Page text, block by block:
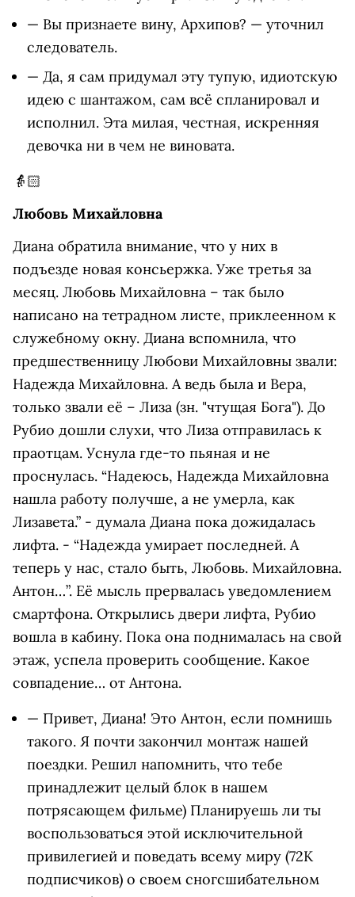
— Вы признаете вину, Архипов? — уточнил
следователь.
— Да, я сам придумал эту тупую, идиотскую
идею с шантажом, сам всё спланировал и
исполнил. Эта милая, честная, искренняя
девочка ни в чем не виновата.
👵🏻
Любовь Михайловна
Диана обратила внимание, что у них в
подъезде новая консьержка. Уже третья за
месяц. Любовь Михайловна – так было
написано на тетрадном листе, приклеенном к
служебному окну. Диана вспомнила, что
предшественницу Любови Михайловны звали:
Надежда Михайловна. А ведь была и Вера,
только звали её – Лиза (зн. "чтущая Бога"). До
Рубио дошли слухи, что Лиза отправилась к
праотцам. Уснула где-то пьяная и не
проснулась. “Надеюсь, Надежда Михайловна
нашла работу получше, а не умерла, как
Лизавета.” - думала Диана пока дожидалась
лифта. - “Надежда умирает последней. А
теперь у нас, стало быть, Любовь. Михайловна.
Антон…”. Её мысль прервалась уведомлением
смартфона. Открылись двери лифта, Рубио
вошла в кабину. Пока она поднималась на свой
этаж, успела проверить сообщение. Какое
совпадение… от Антона.
— Привет, Диана! Это Антон, если помнишь
такого. Я почти закончил монтаж нашей
поездки. Решил напомнить, что тебе
принадлежит целый блок в нашем
потрясающем фильме) Планируешь ли ты
воспользоваться этой исключительной
привилегией и поведать всему миру (72К
подписчиков) о своем сногсшибательном